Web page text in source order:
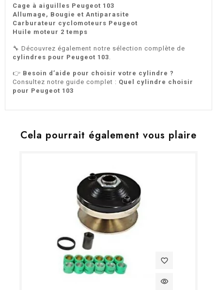
Cage à aiguilles Peugeot 103
Allumage, Bougie et Antiparasite
Carburateur cyclomoteurs Peugeot
Huile moteur 2 temps
🔧 Découvrez également notre sélection complète de
cylindres pour Peugeot 103
👉 Besoin d’aide pour choisir votre cylindre ?
Consultez notre guide complet : Quel cylindre choisir
pour Peugeot 103
Cela pourrait également vous plaire
favorite_border
visibility